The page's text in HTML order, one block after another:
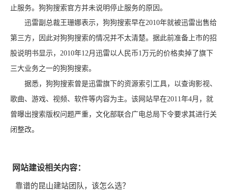
止服务。狗狗搜索官方并未说明停止服务的原因。
迅雷副总裁王珊娜表示，狗狗搜索早在2010年就被迅雷出售给
第三方，因此对狗狗搜索的情况并不太清楚。据此前准备上市的招
股说明书显示，2010年12月迅雷以人民币1万元的价格卖掉了旗下
三大业务之一的狗狗搜索。
据悉，狗狗搜索曾是迅雷旗下的资源索引工具，以查询影视、
歌曲、游戏、视频、软件等内容为主。该网站早在2011年4月，就
曾曝出搜索版权问题严重，文化部联合广电总局下令要求其进行关
闭整改。
网站建设相关内容：
靠谱的昆山建站团队，该怎么选？